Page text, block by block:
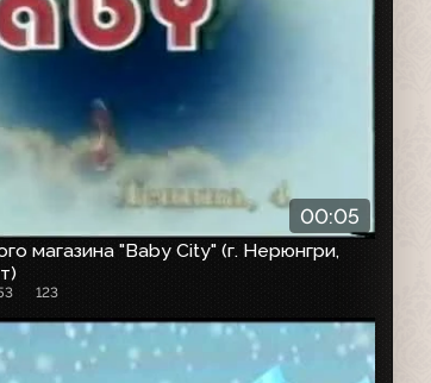
00:05
магазина "Baby City" (г. Нерюнгри,
123